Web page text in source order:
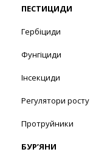
ПЕСТИЦИДИ
Гербіциди
Фунгіциди
Інсекциди
Регулятори росту
Протруйники
БУР’ЯНИ